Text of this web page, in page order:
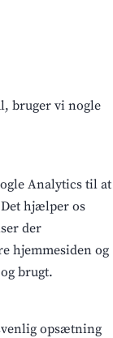
bruger vi nogle
Analytics til at
hjælper os
der
hjemmesiden og
brugt.
opsætning